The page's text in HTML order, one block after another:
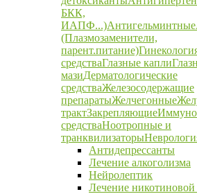
БКК,
ИАПФ...)Антигельминтные
(Плазмозаменители,
парент.питание)
средстваГлазные капли
мазиДерматологические
средстваЖелезосодержащие
препаратыЖелчегонные
трактЗакрепляющие
средстваНоотропные и
транквилизаторы
Антидепрессанты
Лечение алкоголизма
Нейролептик
Лечение никотиновой